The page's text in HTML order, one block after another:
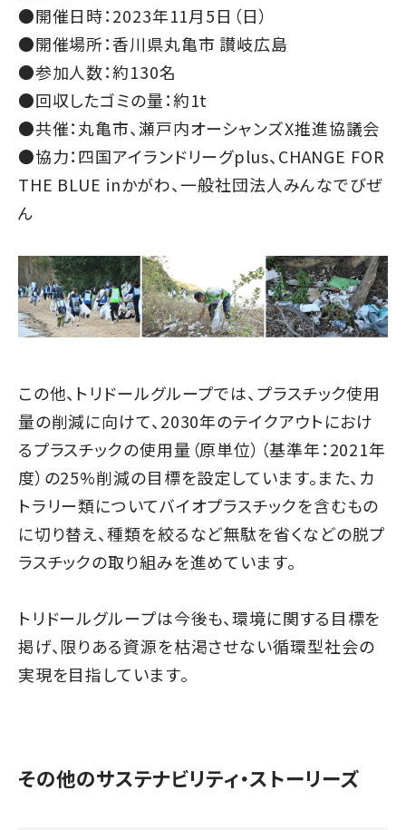
●開催日時：2023年11月5日（日）
●開催場所：香川県丸亀市 讃岐広島
●参加人数：約130名
●回収したゴミの量：約1t
●共催：丸亀市、瀬戸内オーシャンズX推進協議会
●協力：四国アイランドリーグplus、CHANGE FOR
THE BLUE inかがわ、一般社団法人みんなでびぜ
ん
この他、トリドールグループでは、プラスチック使用
量の削減に向けて、2030年のテイクアウトにおけ
るプラスチックの使用量（原単位）（基準年：​2021年
度）の25%削減の目標を設定しています。また、カ
トラリー類についてバイオプラスチックを含むもの
に切り替え、種類を絞るなど無駄を省くなどの脱プ
ラスチックの取り組みを進めています。
トリドールグループは今後も、環境に関する目標を
掲げ、限りある資源を枯渇させない循環型社会の
実現を目指しています。
その他のサステナビリティ・ストーリーズ